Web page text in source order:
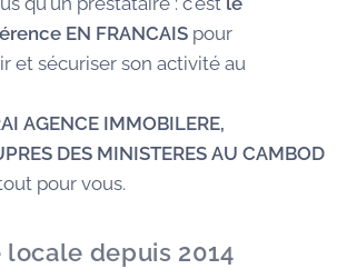
EN FRANCAIS pour
et sécuriser son activité au
AGENCE IMMOBILERE,
DES MINISTERES AU CAMBOD
pour vous.
locale depuis 2014